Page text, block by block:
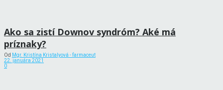
Ako sa zistí Downov syndróm? Aké má
príznaky?
Od Mgr. Kristína Kristalyová - farmaceut
22. januára 2021
0